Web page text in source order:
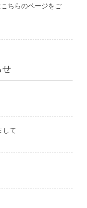
ちらのページをご
せ
して